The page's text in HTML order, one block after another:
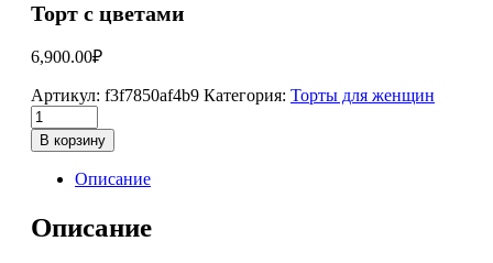
Торт с цветами
6,900.00₽
Артикул: f3f7850af4b9 Категория: Торты для женщин
В корзину
Описание
Описание